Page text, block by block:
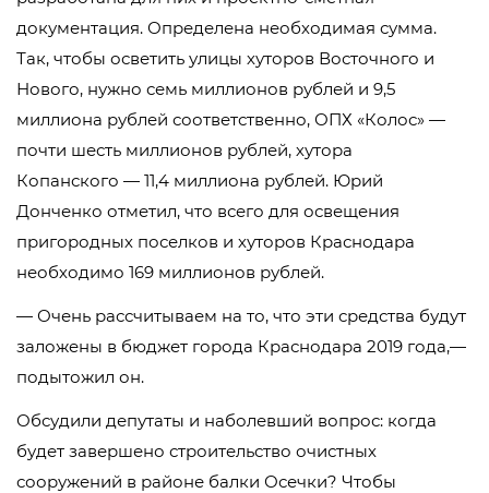
документация. Определена необходимая сумма.
Так, чтобы осветить улицы хуторов Восточного и
Нового, нужно семь миллионов рублей и 9,5
миллиона рублей соответственно, ОПХ «Колос» —
почти шесть миллионов рублей, хутора
Копанского — 11,4 миллиона рублей. Юрий
Донченко отметил, что всего для освещения
пригородных поселков и хуторов Краснодара
необходимо 169 миллионов рублей.
— Очень рассчитываем на то, что эти средства будут
заложены в бюджет города Краснодара 2019 года,—
подытожил он.
Обсудили депутаты и наболевший вопрос: когда
будет завершено строительство очистных
сооружений в районе балки Осечки? Чтобы